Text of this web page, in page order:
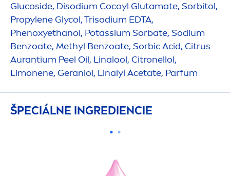
Glucoside, Disodium Cocoyl Glutamate, Sorbitol,
Propylene Glycol, Trisodium EDTA,
Phenoxyethanol, Potassium Sorbate, Sodium
Benzoate, Methyl Benzoate, Sorbic Acid, Citrus
Aurantium Peel Oil, Linalool, Citronellol,
Limonene, Geraniol, Linalyl Acetate, Parfum
ŠPECIÁLNE INGREDIENCIE